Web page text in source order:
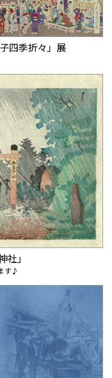
四季折々」展
社」
す♪